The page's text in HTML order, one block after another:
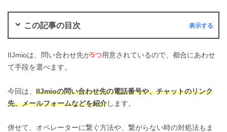
この記事の目次
IIJmioは、問い合わせ先が5つ用意されているので、都合にあわせ
て手段を選べます。
今回は、 IIJmioの問い合わせ先の電話番号や、チャットのリンク
先、メールフォームなどを紹介します。
併せて、オペレーターに繋ぐ方法や、繋がらない時の対処法もま